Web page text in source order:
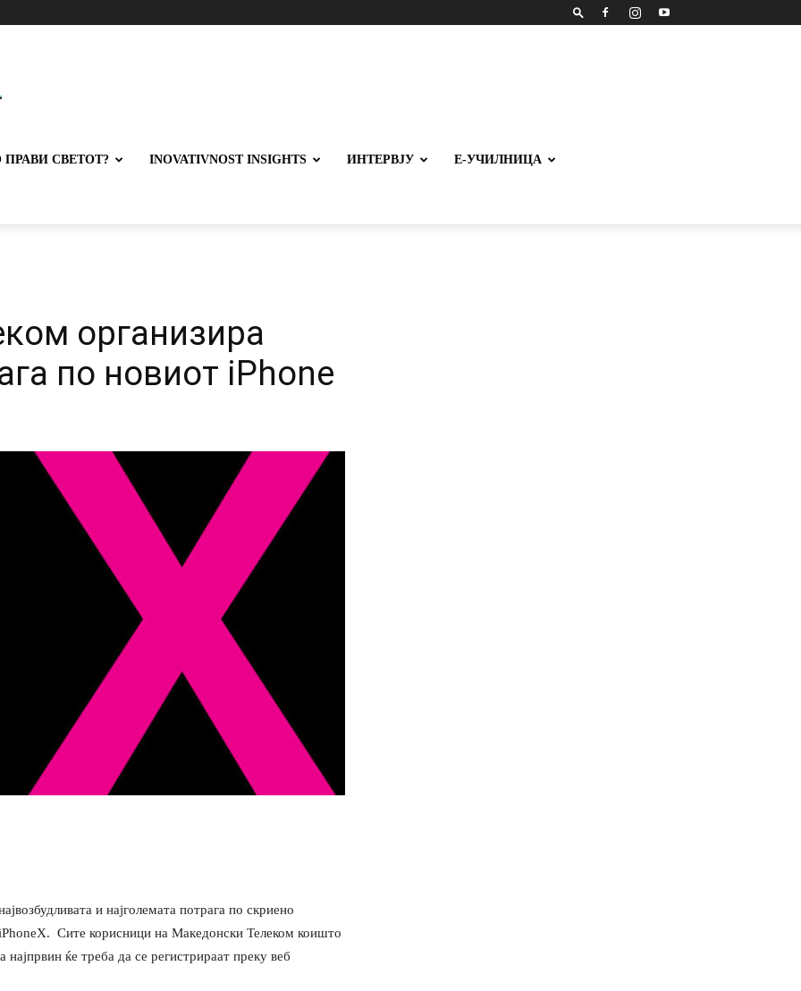
СВЕТОТ? INOVATIVNOST INSIGHTS ИНТЕРВЈУ Е-УЧИЛНИЦА
организира
по новиот iPhone
и најголемата потрага по скриено
Сите корисници на Македонски Телеком коишто
најпрвин ќе треба да се регистрираат преку веб